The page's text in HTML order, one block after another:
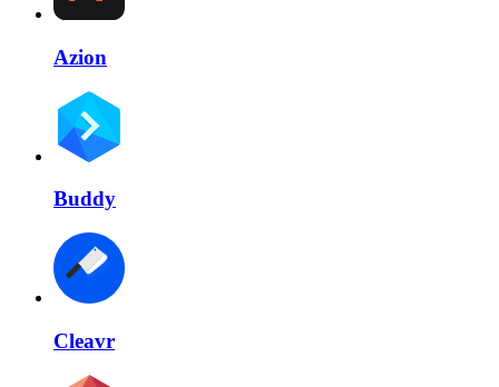
Azion
Buddy
Cleavr